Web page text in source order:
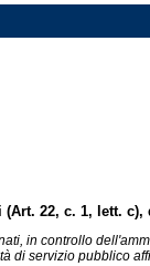
22, c. 1, lett. c),
in controllo
di servizio pubblico